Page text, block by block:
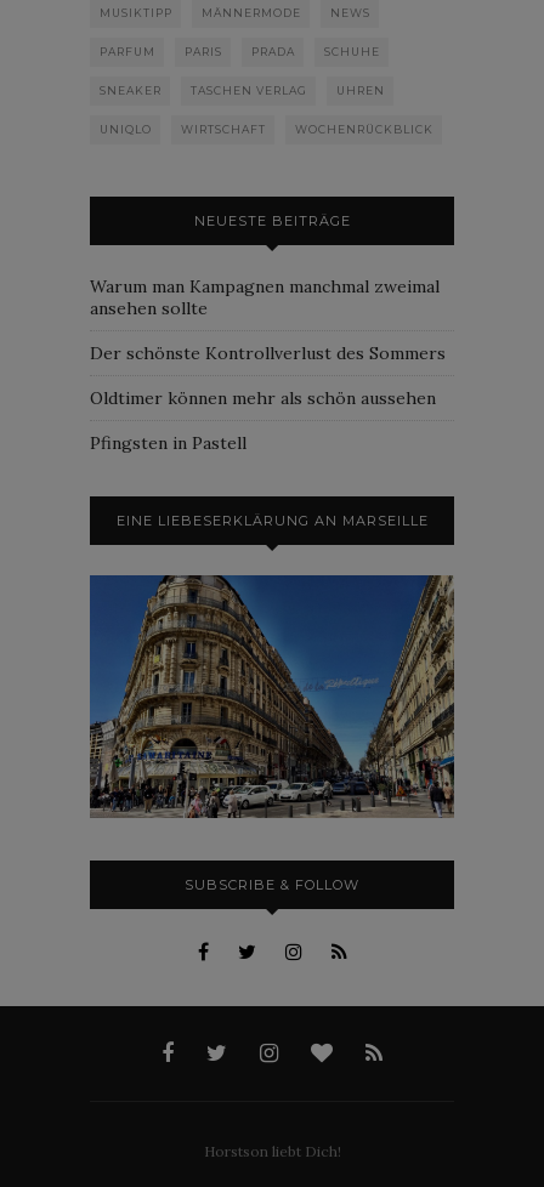
MUSIKTIPP MÄNNERMODE NEWS
PARFUM PARIS PRADA SCHUHE
SNEAKER TASCHEN VERLAG UHREN
UNIQLO WIRTSCHAFT WOCHENRÜCKBLICK
NEUESTE BEITRÄGE
Warum man Kampagnen manchmal zweimal
ansehen sollte
Der schönste Kontrollverlust des Sommers
Oldtimer können mehr als schön aussehen
Pfingsten in Pastell
EINE LIEBESERKLÄRUNG AN MARSEILLE
SUBSCRIBE & FOLLOW
Horstson liebt Dich!